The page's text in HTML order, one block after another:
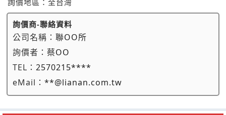
詢價地區： 全台灣
詢價商-聯絡資料
公司名稱： 聯OO所
詢價者： 蔡OO
TEL： 2570215****
eMail： **@lianan.com.tw